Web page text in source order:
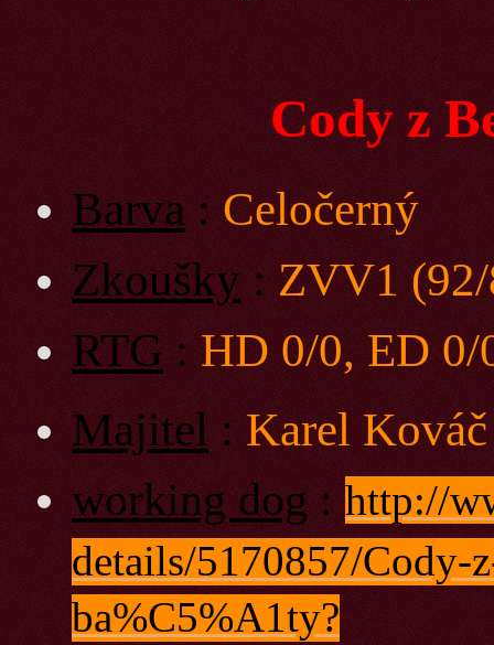
Cody z
Barva : Celočerný
Zkoušky : ZVV1
RTG : HD 0/0, ED 0/
Majitel : Karel
working dog : http://
details/5170857/Cody-
ba%C5%A1ty?